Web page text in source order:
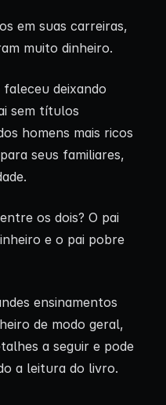
em suas carreiras,
muito dinheiro.
deixando
sem títulos
homens mais ricos
seus familiares,
os dois? O pai
e o pai pobre
ensinamentos
de modo geral,
a seguir e pode
a leitura do livro.